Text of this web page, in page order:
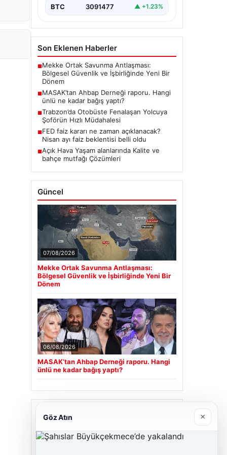
BTC 3091477 ▲ +1.23%
Son Eklenen Haberler
■Mekke Ortak Savunma Antlaşması:
Bölgesel Güvenlik ve İşbirliğinde Yeni Bir
Dönem
■MASAK’tan Ahbap Derneği raporu. Hangi
ünlü ne kadar bağış yaptı?
■Trabzon’da Otobüste Fenalaşan Yolcuya
Şoförün Hızlı Müdahalesi
■FED faiz kararı ne zaman açıklanacak?
Nisan ayı faiz beklentisi belli oldu
■Açık Hava Yaşam alanlarında Kalite ve
bahçe mutfağı Çözümleri
Güncel
07/08/2026
Mekke Ortak Savunma Antlaşması:
Bölgesel Güvenlik ve İşbirliğinde Yeni Bir
Dönem
06/08/2026
MASAK’tan Ahbap Derneği raporu. Hangi
ünlü ne kadar bağış yaptı?
Hastaş Beton
Göz Atın ×